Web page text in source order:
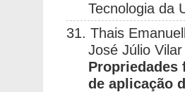
Tecnologia da
31. Thais
José Júlio
Propriedades
de aplicação